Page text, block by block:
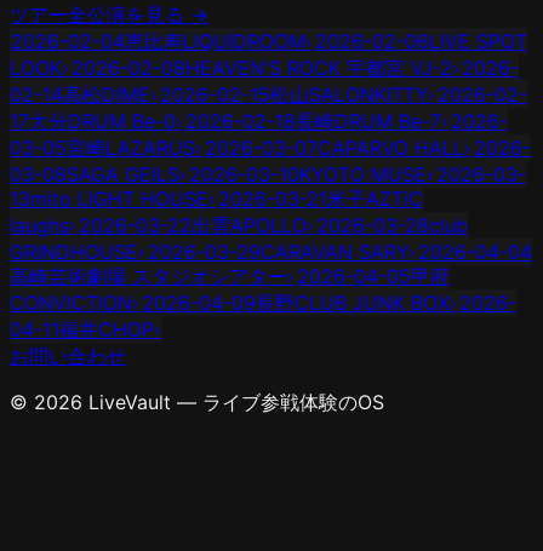
ツアー全公演を見る →
2026-02-04恵比寿LIQUIDROOM› 2026-02-06LIVE SPOT
LOOK› 2026-02-08HEAVEN'S ROCK 宇都宮 VJ-2› 2026-
02-14高松DIME› 2026-02-15松山SALONKITTY› 2026-02-
17大分DRUM Be-0› 2026-02-18長崎DRUM Be-7› 2026-
03-05宮崎LAZARUS› 2026-03-07CAPARVO HALL› 2026-
03-08SAGA GEILS› 2026-03-10KYOTO MUSE› 2026-03-
13mito LIGHT HOUSE› 2026-03-21米子AZTiC
laughs› 2026-03-22出雲APOLLO› 2026-03-28club
GRINDHOUSE› 2026-03-29CARAVAN SARY› 2026-04-04
高崎芸術劇場 スタジオシアター› 2026-04-05甲府
CONVICTION› 2026-04-09長野CLUB JUNK BOX› 2026-
04-11福井CHOP›
お問い合わせ
© 2026 LiveVault — ライブ参戦体験のOS